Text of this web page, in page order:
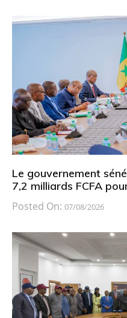
Le gouvernement
7,2 milliards FCFA
Posted On: 07/08/2026